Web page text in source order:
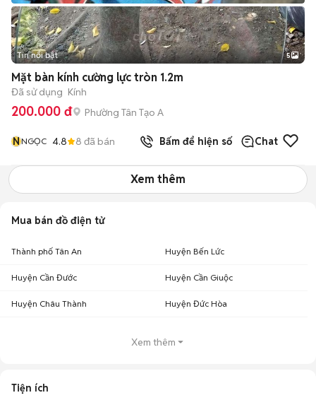
Tin nổi bật 5
Mặt bàn kính cường lực tròn 1.2m
Đã sử dụng Kính
200.000 đ Phường Tân Tạo A
NNGỌC 4.8 8 đã bán Bấm để hiện số Chat
Xem thêm
Mua bán đồ điện tử
Thành phố Tân An Huyện Bến Lức
Huyện Cần Đước Huyện Cần Giuộc
Huyện Châu Thành Huyện Đức Hòa
Xem thêm
Tiện ích